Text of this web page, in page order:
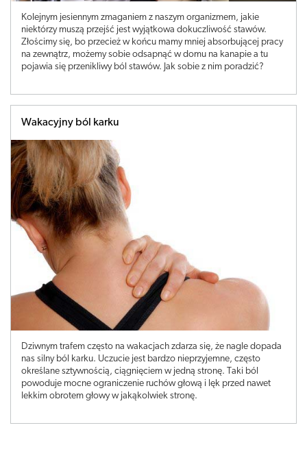
Kolejnym jesiennym zmaganiem z naszym organizmem, jakie
niektórzy muszą przejść jest wyjątkowa dokuczliwość stawów.
Złościmy się, bo przecież w końcu mamy mniej absorbującej pracy
na zewnątrz, możemy sobie odsapnąć w domu na kanapie a tu
pojawia się przenikliwy ból stawów. Jak sobie z nim poradzić?
Wakacyjny ból karku
Dziwnym trafem często na wakacjach zdarza się, że nagle dopada
nas silny ból karku. Uczucie jest bardzo nieprzyjemne, często
określane sztywnością, ciągnięciem w jedną stronę. Taki ból
powoduje mocne ograniczenie ruchów głową i lęk przed nawet
lekkim obrotem głowy w jakąkolwiek stronę.